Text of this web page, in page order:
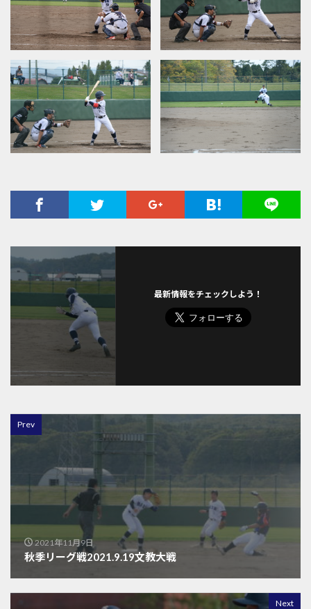
最新情報をチェックしよう！
Prev
2021年11月9日
秋季リーグ戦2021.9.19文教大戦
Next